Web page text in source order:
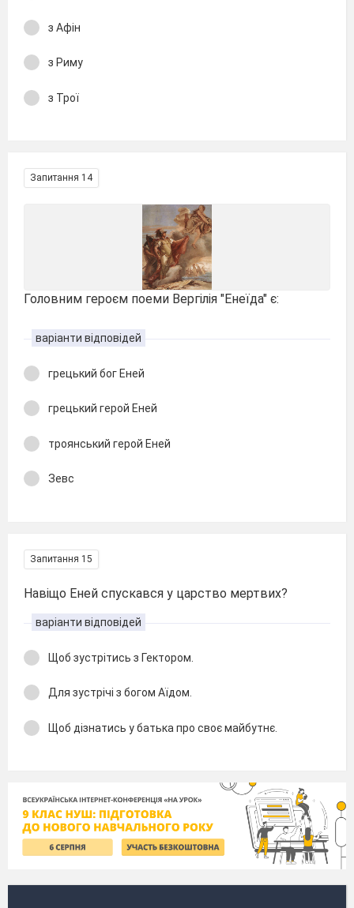
з Афін
з Риму
з Трої
Запитання 14
Головним героєм поеми Вергілія "Енеїда" є:
варіанти відповідей
грецький бог Еней
грецький герой Еней
троянський герой Еней
Зевс
Запитання 15
Навіщо Еней спускався у царство мертвих?
варіанти відповідей
Щоб зустрітись з Гектором.
Для зустрічі з богом Аїдом.
Щоб дізнатись у батька про своє майбутнє.